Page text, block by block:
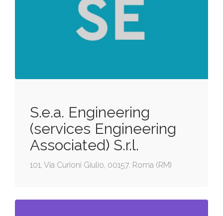
S.e.a. Engineering
(services Engineering
Associated) S.r.l.
101, Via Curioni Giulio, 00157, Roma (RM)